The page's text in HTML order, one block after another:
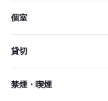
個室
貸切
禁煙・喫煙